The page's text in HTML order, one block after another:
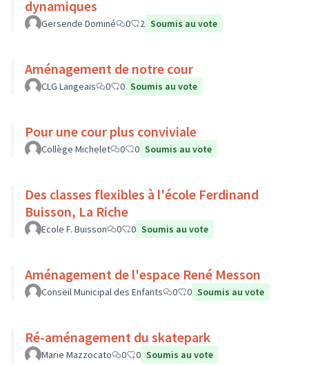
dynamiques
Gersende Dominé 0 2 Soumis au vote
Aménagement de notre cour
CLG Langeais 0 0 Soumis au vote
Pour une cour plus conviviale
Collège Michelet 0 0 Soumis au vote
Des classes flexibles à l'école Ferdinand
Buisson, La Riche
Ecole F. Buisson 0 0 Soumis au vote
Aménagement de l'espace René Messon
Conseil Municipal des Enfants 0 0 Soumis au vote
Ré-aménagement du skatepark
Marie Mazzocato 0 0 Soumis au vote